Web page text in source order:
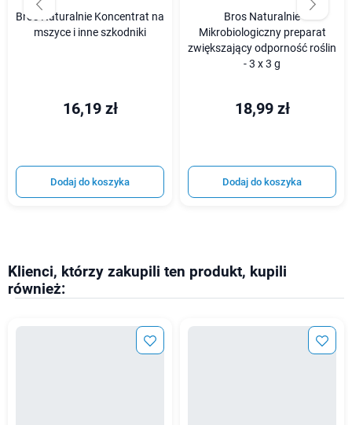
Bros Naturalnie Koncentrat na
mszyce i inne szkodniki
16,19 zł
Dodaj do koszyka
Bros Naturalnie
Mikrobiologiczny preparat
zwiększający odporność roślin
- 3 x 3 g
18,99 zł
Dodaj do koszyka
Klienci, którzy zakupili ten produkt, kupili
również: